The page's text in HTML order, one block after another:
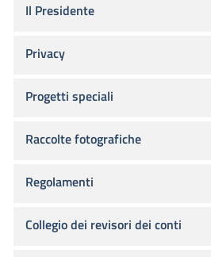
Il Presidente
Privacy
Progetti speciali
Raccolte fotografiche
Regolamenti
Collegio dei revisori dei conti